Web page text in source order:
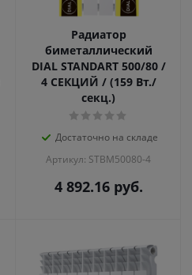
Радиатор
биметаллический
DIAL STANDART 500/80 /
4 СЕКЦИЙ / (159 Вт./
секц.)
Достаточно на складе
Артикул: STBM50080-4
4 892.16руб.